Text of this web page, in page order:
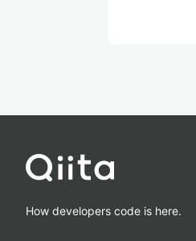
How developers code is here.